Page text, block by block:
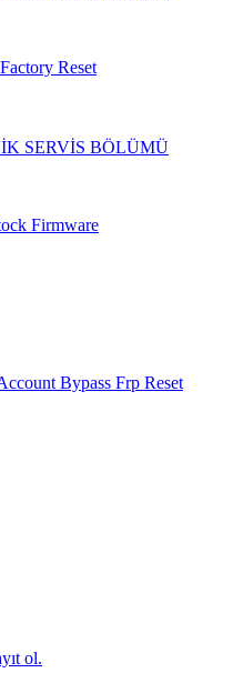
Reset
SERVİS BÖLÜMÜ
Firmware
Bypass Frp Reset
ol.